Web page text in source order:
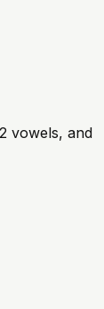
vowels, and